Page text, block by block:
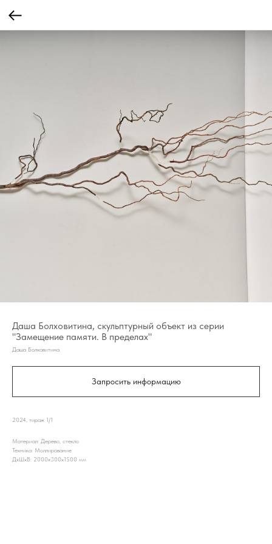
Даша Болховитина, скульптурный объект из серии
"Замещение памяти. В пределах"
Даша Болховитина
Запросить информацию
2024, тираж 1/1
Материал: Дерево, стекло
Техника: Моллирование
ДxШxВ: 2000x300x1500 мм